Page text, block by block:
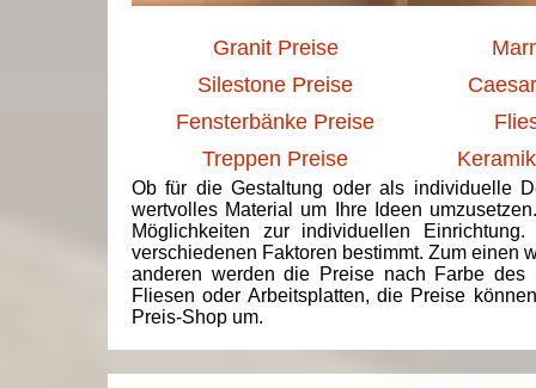
Granit Preise
Silestone Preise
Fensterbänke Preise
Treppen Preise
Ob für die Gestaltung oder als individuelle
wertvolles Material um Ihre Ideen
Möglichkeiten zur individuellen
verschiedenen Faktoren bestimmt. Zum einen
anderen werden die Preise nach Farbe des
Fliesen oder Arbeitsplatten, die Preise
Preis-Shop um.